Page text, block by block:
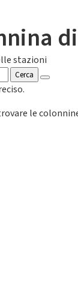
stazioni
Cerca
le